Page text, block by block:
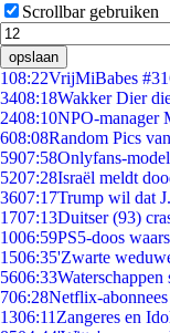
Scrollbar gebruiken
opslaan
108:22VrijMiBabes
3408:18Wakker Dier
2408:10NPO-manager
608:08Random Pics
5907:58Onlyfans-
5207:28Israël meldt
3607:17Trump wil dat
1707:13Duitser (93)
1006:59PS5-doos
1506:35'Zwarte
5606:33Waterschappen
706:28Netflix-
1306:11 Zangeres en